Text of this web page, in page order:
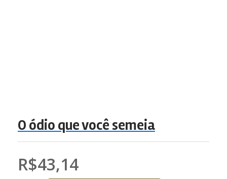
O ódio que você semeia
R$43,14